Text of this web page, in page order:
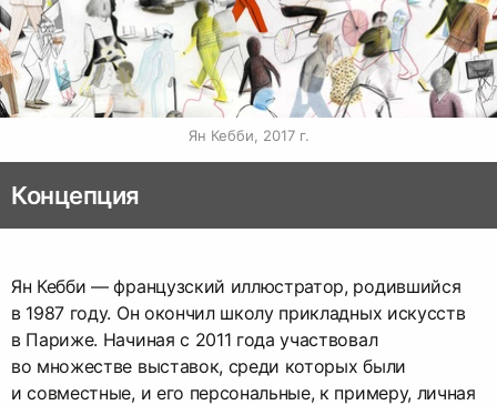
Ян Кебби, 2017 г.
Концепция
Ян Кебби — французский иллюстратор, родившийся
в 1987 году. Он окончил школу прикладных искусств
в Париже. Начиная с 2011 года участвовал
во множестве выставок, среди которых были
и совместные, и его персональные, к примеру, личная